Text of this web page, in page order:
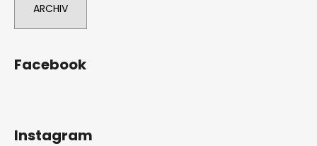
ARCHIV
Facebook
Instagram